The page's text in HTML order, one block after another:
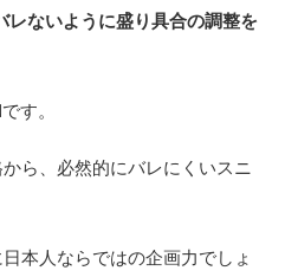
ないように盛り具合の調整を
す。
ら、必然的にバレにくいスニ
本人ならではの企画力でしょ